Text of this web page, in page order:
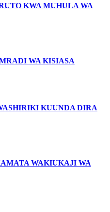
KWA MUHULA WA
WA KISIASA
KUUNDA DIRA
WAKIUKAJI WA